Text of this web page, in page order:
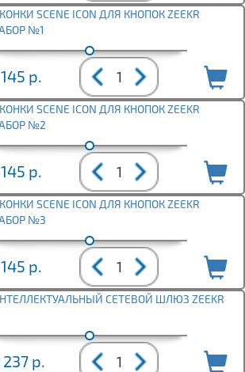
SCENE ICON ДЛЯ КНОПОК ZEEKR
№1
р.
SCENE ICON ДЛЯ КНОПОК ZEEKR
№2
р.
SCENE ICON ДЛЯ КНОПОК ZEEKR
№3
р.
СЕТЕВОЙ ШЛЮЗ ZEEKR
237 р.